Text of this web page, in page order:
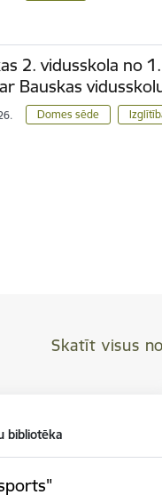
2. vidusskola no
Bauskas
Domes sēde
Skatīt visus
bibliotēka